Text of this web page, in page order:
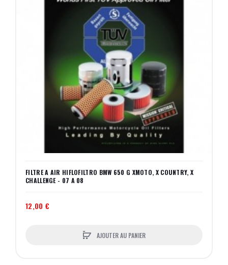
FILTRE A AIR HIFLOFILTRO BMW 650 G XMOTO, X COUNTRY, X
CHALLENGE - 07 A 08
12,00 €
AJOUTER AU PANIER